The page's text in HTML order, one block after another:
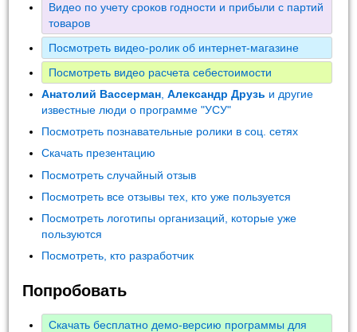
Видео по учету сроков годности и прибыли с партий
товаров
Посмотреть видео-ролик об интернет-магазине
Посмотреть видео расчета себестоимости
Анатолий Вассерман ,Александр Друзь и другие
известные люди о программе "УСУ"
Посмотреть познавательные ролики в соц. сетях
Скачать презентацию
Посмотреть случайный отзыв
Посмотреть все отзывы тех, кто уже пользуется
Посмотреть логотипы организаций, которые уже
пользуются
Посмотреть, кто разработчик
Попробовать
Скачать бесплатно демо-версию программы для